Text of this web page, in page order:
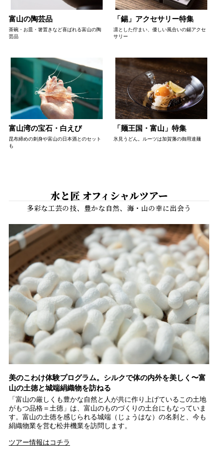
富山の陶芸品
茶碗・お皿・箸置きなど喜ばれる富山の陶
芸品
「錫」アクセサリー特集
凛とした佇まい、優しい風合いの錫アクセ
サリー
富山湾の宝石・白えび
昆布締めの刺身や富山の日本酒とのセット
も
「麺王国・富山」特集
氷見うどん。ルーツは加賀藩の御用達麺
水と匠 オフィシャルツアー
美のこわけ体験プログラム。シルクで体の内外を美しく〜富
山の土徳と城端絹織物を訪ねる
「富山の厳しくも豊かな自然と人が共に作り上げているこの土地
がもつ品格＝土徳」は、富山のものづくりの土台にもなっていま
す。富山の土徳を感じられる城端（じょうはな）の名刹と、今も
絹織物業を営む松井機業を訪問します。
ツアー情報はコチラ